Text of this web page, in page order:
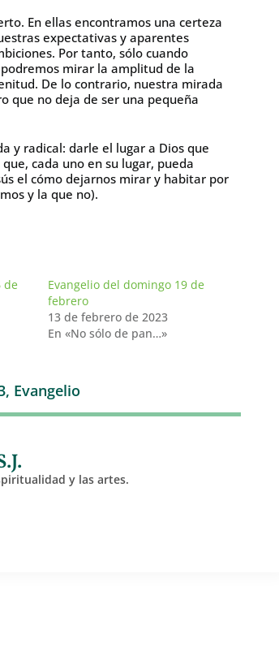
En ellas encontramos una certeza
expectativas y aparentes
Por tanto, sólo cuando
mirar la amplitud de la
De lo contrario, nuestra mirada
que no deja de ser una pequeña
y radical: darle el lugar a Dios que
cada uno en su lugar, pueda
el cómo dejarnos mirar y habitar por
y la que no).
de
Evangelio del domingo 19 de
febrero
13 de febrero de 2023
En «No sólo de pan…»
, Evangelio
y las artes.